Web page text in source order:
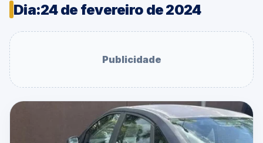
Dia:24 de fevereiro de 2024
Publicidade